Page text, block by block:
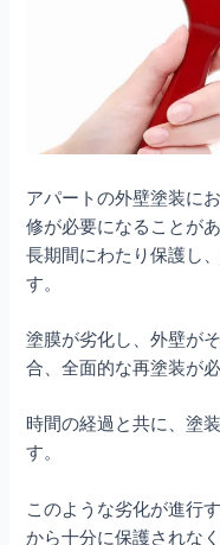
アパートの外壁塗装に
修が必要になることが
長期間にわたり保護し
す。
塗膜が劣化し、外壁が
合、全面的な再塗装が
時間の経過と共に、塗
す。
このような劣化が進行
から十分に保護されな